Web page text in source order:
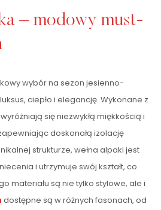
– modowy must-
wybór na sezon jesienno-
ciepło i elegancję. Wykonane z
się niezwykłą miękkością i
doskonałą izolację
strukturze, wełna alpaki jest
i utrzymuje swój kształt, co
materiału są nie tylko stylowe, ale i
dostępne są w różnych fasonach, od